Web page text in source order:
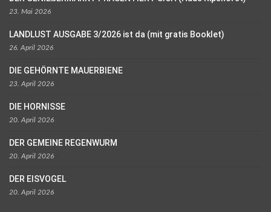
23. Mai 2026
LANDLUST AUSGABE 3/2026 ist da (mit gratis Booklet)
26. April 2026
DIE GEHÖRNTE MAUERBIENE
23. April 2026
DIE HORNISSE
20. April 2026
DER GEMEINE REGENWURM
20. April 2026
DER EISVOGEL
20. April 2026